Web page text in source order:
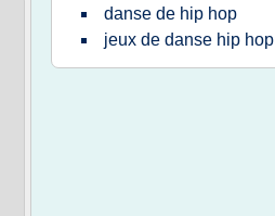
danse de hip hop
jeux de danse hip hop